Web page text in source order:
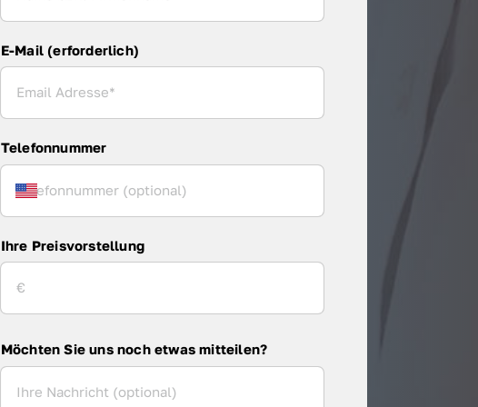
E-Mail (erforderlich)
Telefonnummer
Ihre Preisvorstellung
Möchten Sie uns noch etwas mitteilen?